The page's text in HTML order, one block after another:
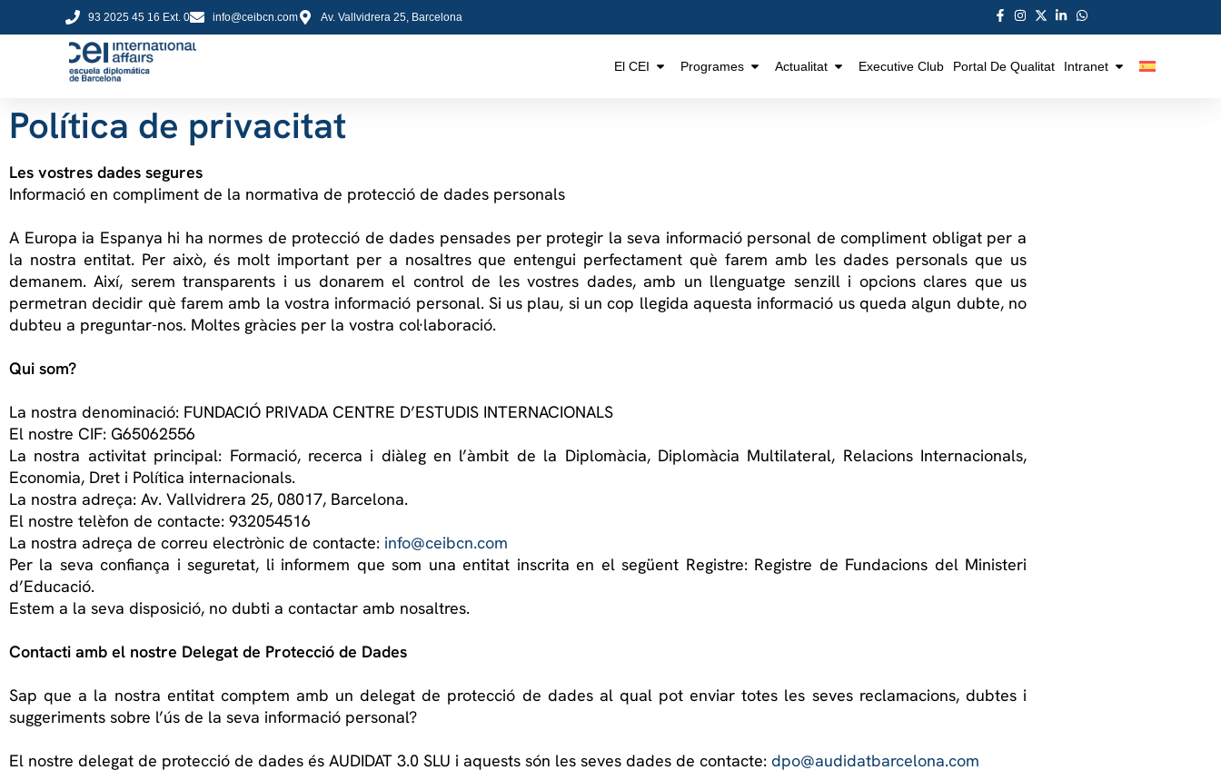
93 2025 45 16 Ext. 0 info@ceibcn.com Av. Vallvidrera 25, Barcelona
El CEI Programes Actualitat Executive Club Portal De Qualitat Intranet
Política de privacitat
Les vostres dades segures
Informació en compliment de la normativa de protecció de dades personals
A Europa ia Espanya hi ha normes de protecció de dades pensades per protegir la seva informació personal de compliment obligat per a
la nostra entitat. Per això, és molt important per a nosaltres que entengui perfectament què farem amb les dades personals que us
demanem. Així, serem transparents i us donarem el control de les vostres dades, amb un llenguatge senzill i opcions clares que us
permetran decidir què farem amb la vostra informació personal. Si us plau, si un cop llegida aquesta informació us queda algun dubte, no
dubteu a preguntar-nos. Moltes gràcies per la vostra col·laboració.
Qui som?
La nostra denominació: FUNDACIÓ PRIVADA CENTRE D’ESTUDIS INTERNACIONALS
El nostre CIF: G65062556
La nostra activitat principal: Formació, recerca i diàleg en l’àmbit de la Diplomàcia, Diplomàcia Multilateral, Relacions Internacionals,
Economia, Dret i Política internacionals.
La nostra adreça: Av. Vallvidrera 25, 08017, Barcelona.
El nostre telèfon de contacte: 932054516
La nostra adreça de correu electrònic de contacte: info@ceibcn.com
Per la seva confiança i seguretat, li informem que som una entitat inscrita en el següent Registre: Registre de Fundacions del Ministeri
d’Educació.
Estem a la seva disposició, no dubti a contactar amb nosaltres.
Contacti amb el nostre Delegat de Protecció de Dades
Sap que a la nostra entitat comptem amb un delegat de protecció de dades al qual pot enviar totes les seves reclamacions, dubtes i
suggeriments sobre l’ús de la seva informació personal?
El nostre delegat de protecció de dades és AUDIDAT 3.0 SLU i aquests són les seves dades de contacte: dpo@audidatbarcelona.com